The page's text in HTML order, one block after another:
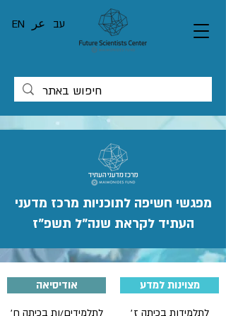
EN عر עב
מפגשי חשיפה לתוכניות מרכז מדעני
העתיד לקראת שנה"ל תשפ"ז
אודיסיאה
לתלמידים/ות בכיתה ח׳
מצוינות למדע
לתלמידות בכיתה ז׳